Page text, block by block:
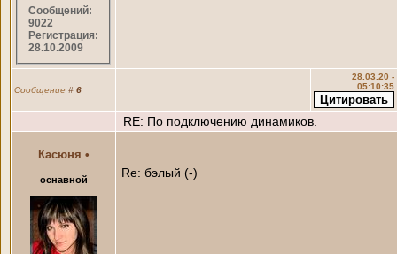
Сообщений:
9022
Регистрация:
28.10.2009
Сообщение # 6
28.03.20 -
05:10:35
RE: По подключению динамиков.
Касюня •
оснавной Re: бэлый (-)